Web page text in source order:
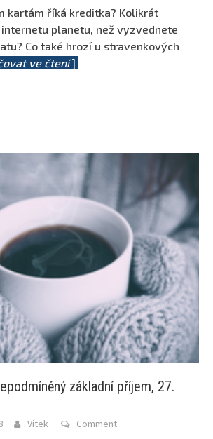
kartám říká kreditka? Kolikrát
planetu, než vyzvednete
Co také hrozí u stravenkových
ve čtení]
základní příjem, 27.
Vítek Comment